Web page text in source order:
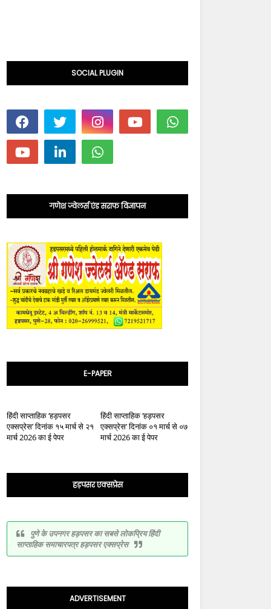
SOCIAL PLUGIN
गणेश ज्वेलर्स एंड सराफ विज्ञापन
E-PAPER
हिंदी साप्ताहिक ‘हड़पसर
एक्सप्रेस’ दिनांक १५ मार्च से २१
मार्च 2026 का ई पेपर
हिंदी साप्ताहिक ‘हड़पसर
एक्सप्रेस’ दिनांक ०१ मार्च से ०७
मार्च 2026 का ई पेपर
हड़पसर एक्सप्रेस
पुणे के उपनगर हड़पसर का सबसे लोकप्रिय हिंदी
साप्ताहिक समाचारपत्र हड़पसर एक्सप्रेस
ADVERTISEMENT